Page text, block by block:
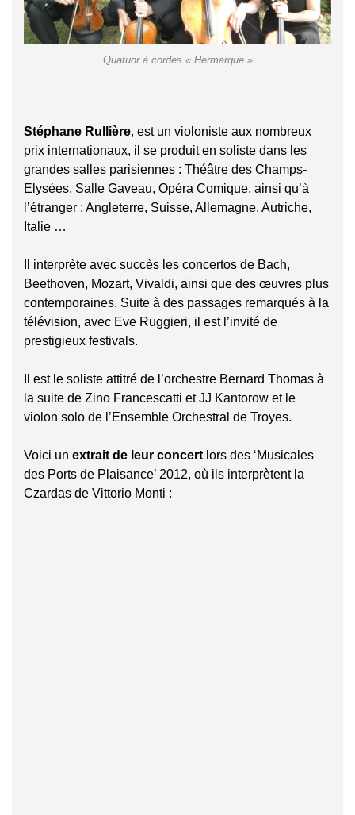
Quatuor à cordes « Hermarque »
Stéphane Rullière, est un violoniste aux nombreux
prix internationaux, il se produit en soliste dans les
grandes salles parisiennes : Théâtre des Champs-
Elysées, Salle Gaveau, Opéra Comique, ainsi qu’à
l’étranger : Angleterre, Suisse, Allemagne, Autriche,
Italie …
Il interprète avec succès les concertos de Bach,
Beethoven, Mozart, Vivaldi, ainsi que des œuvres plus
contemporaines. Suite à des passages remarqués à la
télévision, avec Eve Ruggieri, il est l’invité de
prestigieux festivals.
Il est le soliste attitré de l’orchestre Bernard Thomas à
la suite de Zino Francescatti et JJ Kantorow et le
violon solo de l’Ensemble Orchestral de Troyes.
Voici un extrait de leur concertlors des ‘Musicales
des Ports de Plaisance’ 2012, où ils interprètent la
Czardas de Vittorio Monti :